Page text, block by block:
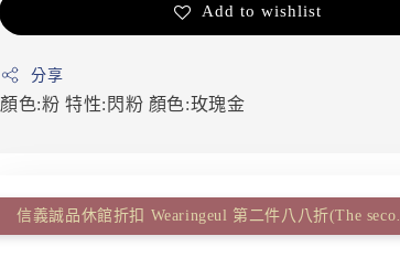
Add to wishlist
分享
顏色:粉特性:閃粉 顏色:玫瑰金